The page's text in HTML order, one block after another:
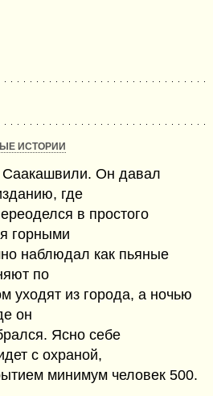
ИСТОРИИ
Саакашвили. Он давал
где
в простого
горными
наблюдал как пьяные
по
уходят из города, а ночью
он
Ясно себе
с охраной,
минимум человек 500.